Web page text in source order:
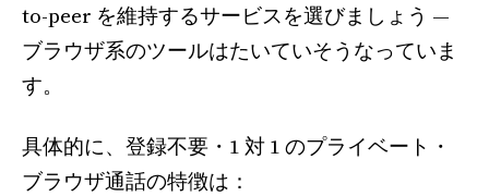
to-peer を維持するサービスを選びましょう —
ブラウザ系のツールはたいていそうなっていま
す。
具体的に、登録不要・1 対 1 のプライベート・
ブラウザ通話の特徴は：